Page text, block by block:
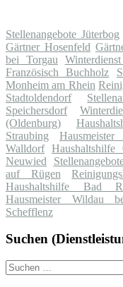
Stellenangebote Jüterbog
Gärtner Hosenfeld
bei Torgau
Französisch Buchholz
Monheim am Rhein
Stadtoldendorf
Speichersdorf
(Oldenburg)
Straubing
Walldorf
Haushaltshilfe
Neuwied
auf Rügen
Haushaltshilfe Bad
Hausmeister Wildau
Schefflenz
Suchen
Suche
nach: